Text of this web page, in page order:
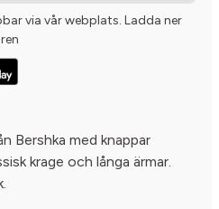
via vår webplats. Ladda ner
Bershka med knappar
krage och långa ärmar.